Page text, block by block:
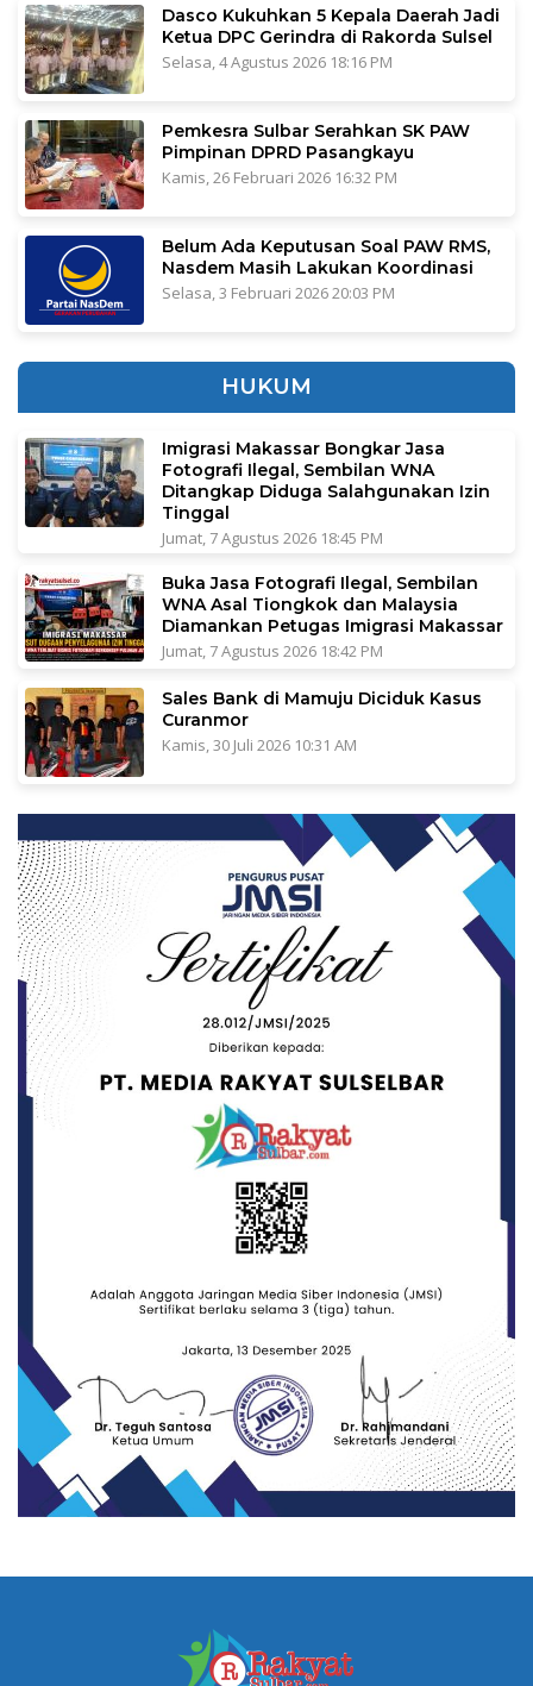
Dasco Kukuhkan 5 Kepala Daerah Jadi
Ketua DPC Gerindra di Rakorda Sulsel
Selasa, 4 Agustus 2026 18:16 PM
Pemkesra Sulbar Serahkan SK PAW
Pimpinan DPRD Pasangkayu
Kamis, 26 Februari 2026 16:32 PM
Belum Ada Keputusan Soal PAW RMS,
Nasdem Masih Lakukan Koordinasi
Selasa, 3 Februari 2026 20:03 PM
HUKUM
Imigrasi Makassar Bongkar Jasa
Fotografi Ilegal, Sembilan WNA
Ditangkap Diduga Salahgunakan Izin
Tinggal
Jumat, 7 Agustus 2026 18:45 PM
Buka Jasa Fotografi Ilegal, Sembilan
WNA Asal Tiongkok dan Malaysia
Diamankan Petugas Imigrasi Makassar
Jumat, 7 Agustus 2026 18:42 PM
Sales Bank di Mamuju Diciduk Kasus
Curanmor
Kamis, 30 Juli 2026 10:31 AM